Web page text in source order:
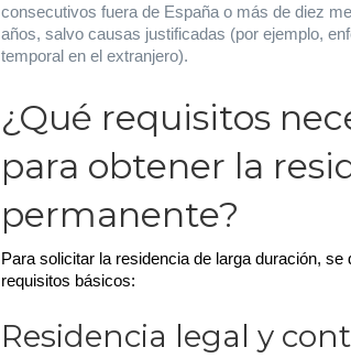
consecutivos fuera de España o más de diez
años, salvo causas justificadas (por ejemplo,
temporal en el extranjero).
¿Qué requisitos
para obtener la
permanente?
Para solicitar la residencia de larga duración,
requisitos básicos:
Residencia legal y